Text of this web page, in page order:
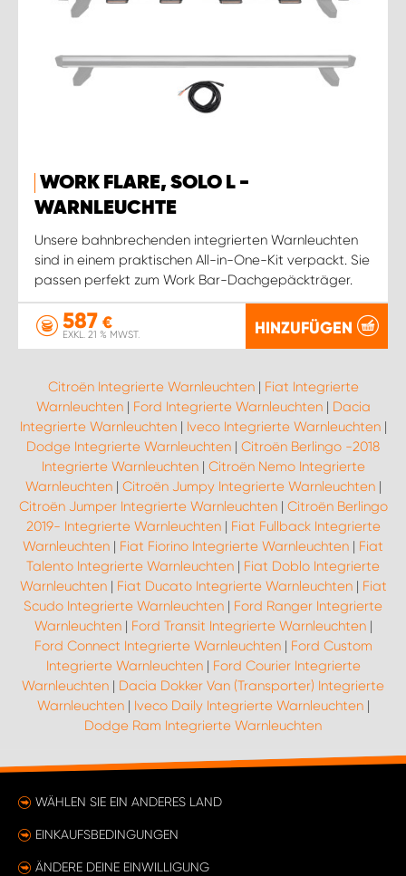
WORK FLARE, SOLO L -
WARNLEUCHTE
Unsere bahnbrechenden integrierten Warnleuchten
sind in einem praktischen All-in-One-Kit verpackt. Sie
passen perfekt zum Work Bar-Dachgepäckträger.
587 €
EXKL. 21 % MWST. HINZUFÜGEN
Citroën Integrierte Warnleuchten| Fiat Integrierte
Warnleuchten| Ford Integrierte Warnleuchten| Dacia
Integrierte Warnleuchten| Iveco Integrierte Warnleuchten|
Dodge Integrierte Warnleuchten | Citroën Berlingo -2018
Integrierte Warnleuchten| Citroën Nemo Integrierte
Warnleuchten| Citroën Jumpy Integrierte Warnleuchten|
Citroën Jumper Integrierte Warnleuchten| Citroën Berlingo
2019- Integrierte Warnleuchten| Fiat Fullback Integrierte
Warnleuchten | Fiat Fiorino Integrierte Warnleuchten | Fiat
Talento Integrierte Warnleuchten | Fiat Doblo Integrierte
Warnleuchten| Fiat Ducato Integrierte Warnleuchten| Fiat
Scudo Integrierte Warnleuchten | Ford Ranger Integrierte
Warnleuchten| Ford Transit Integrierte Warnleuchten|
Ford Connect Integrierte Warnleuchten| Ford Custom
Integrierte Warnleuchten| Ford Courier Integrierte
Warnleuchten | Dacia Dokker Van (Transporter) Integrierte
Warnleuchten| Iveco Daily Integrierte Warnleuchten|
Dodge Ram Integrierte Warnleuchten
WÄHLEN SIE EIN ANDERES LAND
EINKAUFSBEDINGUNGEN
ÄNDERE DEINE EINWILLIGUNG